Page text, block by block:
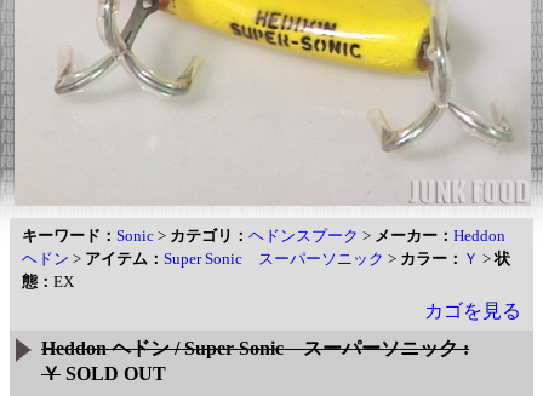
キーワード： Sonic > カテゴリ： ヘドンスプーク > メーカー： Heddon
ヘドン > アイテム： Super Sonic スーパーソニック > カラー： Ｙ >状
態： EX
カゴを見る
Heddon ヘドン / Super Sonic スーパーソニック :
Ｙ SOLD OUT